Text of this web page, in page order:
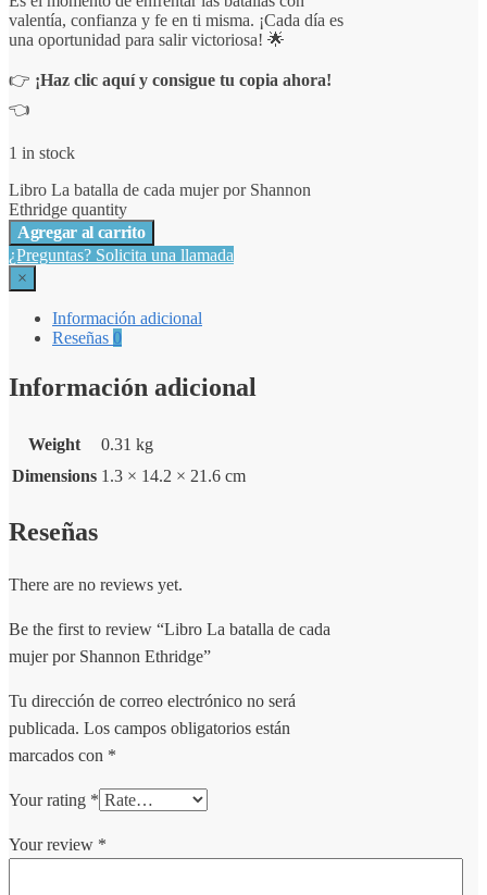
valentía, confianza y fe en ti misma. ¡Cada día es
una oportunidad para salir victoriosa! 🌟
👉 ¡Haz clic aquí y consigue tu copia ahora!
👈
1 in stock
Libro La batalla de cada mujer por Shannon
Ethridge quantity
Agregar al carrito
¿Preguntas? Solicita una llamada
×
Información adicional
Reseñas 0
Información adicional
Weight
0.31 kg
Dimensions 1.3 × 14.2 × 21.6 cm
Reseñas
There are no reviews yet.
Be the first to review “Libro La batalla de cada
mujer por Shannon Ethridge”
Tu dirección de correo electrónico no será
publicada. Los campos obligatorios están
marcados con *
Your rating *
Your review *